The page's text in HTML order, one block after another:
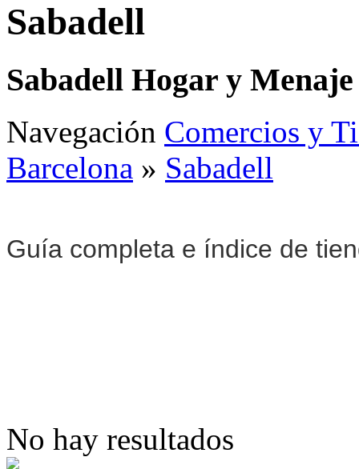
Sabadell
Sabadell Hogar y Menaje
Navegación Comercios y
Barcelona » Sabadell
Guía completa e índice de
No hay resultados